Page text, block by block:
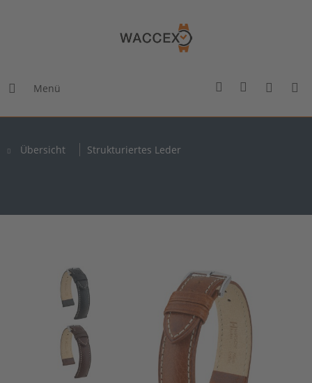
Menü
Übersicht Strukturiertes Leder